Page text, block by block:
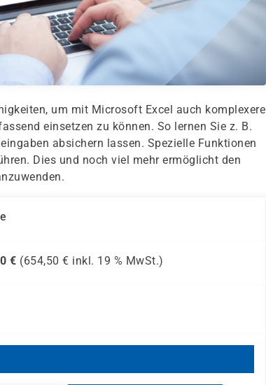
um mit Microsoft Excel auch komplexere
einsetzen zu können. So lernen Sie z. B.
absichern lassen. Spezielle Funktionen
Dies und noch viel mehr ermöglicht den
€ (654,50 € inkl. 19 % MwSt.)